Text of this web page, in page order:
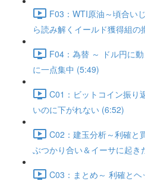
F03：WTI原油～頃合い
ら読み解くイールド獲得組
F04：為替 ～ ドル円に
に一点集中 (5:49)
C01：ビットコイン振り
いのに下がれない (6:52)
C02：建玉分析～利確と
ぶつかり合い＆イーサに起き
C03：まとめ～ 利確と